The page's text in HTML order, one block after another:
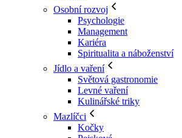
Osobní rozvoj
Psychologie
Management
Kariéra
Spiritualita a náboženství
Jídlo a vaření
Světová gastronomie
Levné vaření
Kulinářské triky
Mazlíčci
Kočky